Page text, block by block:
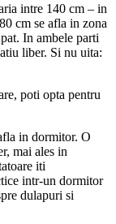
intre 140 cm – in
cm se afla in zona
In ambele parti
liber. Si nu uita:
poti opta pentru
in dormitor. O
mai ales in
iti
intr-un dormitor
dulapuri si